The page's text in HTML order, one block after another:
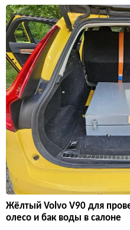
Жёлтый Volvo V90 для
олесо и бак воды в салоне